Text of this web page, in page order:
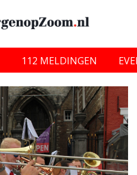
112 MELDINGEN